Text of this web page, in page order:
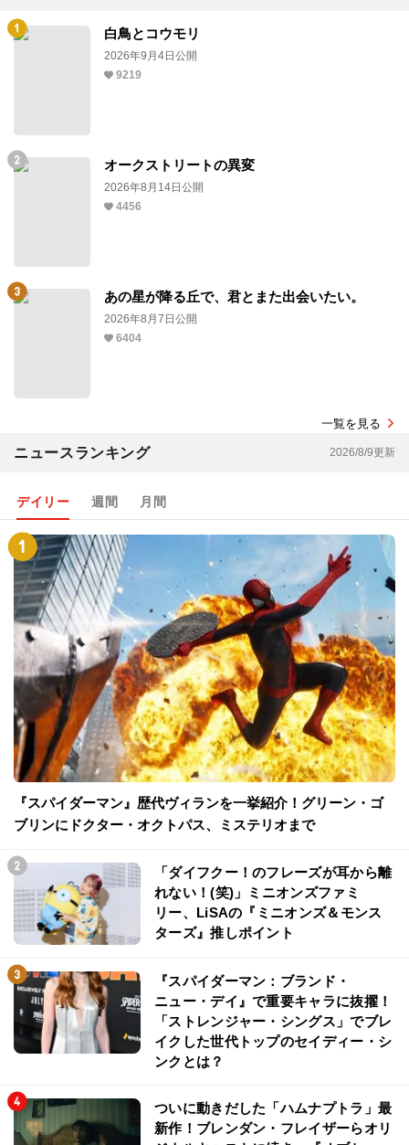
白鳥とコウモリ
2026年9月4日公開
9219
オークストリートの異変
2026年8月14日公開
4456
あの星が降る丘で、君とまた出会いたい。
2026年8月7日公開
6404
一覧を見る
ニュースランキング 2026/8/9更新
デイリー 週間 月間
『スパイダーマン』歴代ヴィランを一挙紹介！グリーン・ゴ
ブリンにドクター・オクトパス、ミステリオまで
「ダイフクー！のフレーズが耳から離
れない！(笑)」ミニオンズファミ
リー、LiSAの『ミニオンズ＆モンス
ターズ』推しポイント
『スパイダーマン：ブランド・
ニュー・デイ』で重要キャラに抜擢！
「ストレンジャー・シングス」でブレ
イクした世代トップのセイディー・シ
ンクとは？
ついに動きだした「ハムナプトラ」最
新作！ブレンダン・フレイザーらオリ